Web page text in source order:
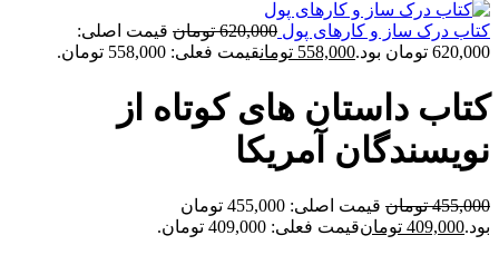
کتاب درک ساز و کارهای پول 620,000 تومان قیمت اصلی:
620,000 تومان بود.
558,000 تومانقیمت فعلی: 558,000 تومان.
کتاب داستان های کوتاه از
نویسندگان آمریکا
455,000 تومان
قیمت اصلی: 455,000 تومان
بود.409,000 تومانقیمت فعلی: 409,000 تومان.